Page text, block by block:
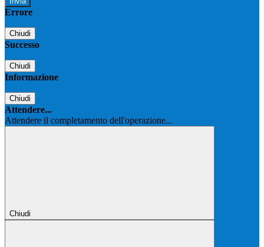
Errore
Chiudi
Successo
Chiudi
Informazione
Chiudi
Attendere...
Attendere il completamento dell'operazione...
Chiudi